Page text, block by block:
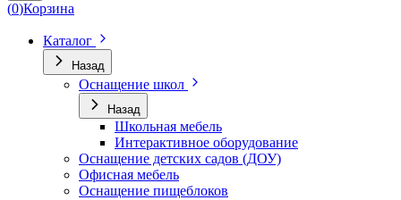
(0)Корзина
Каталог
Назад
Оснащение школ
Назад
Школьная мебель
Интерактивное оборудование
Оснащение детских садов (ДОУ)
Офисная мебель
Оснащение пищеблоков